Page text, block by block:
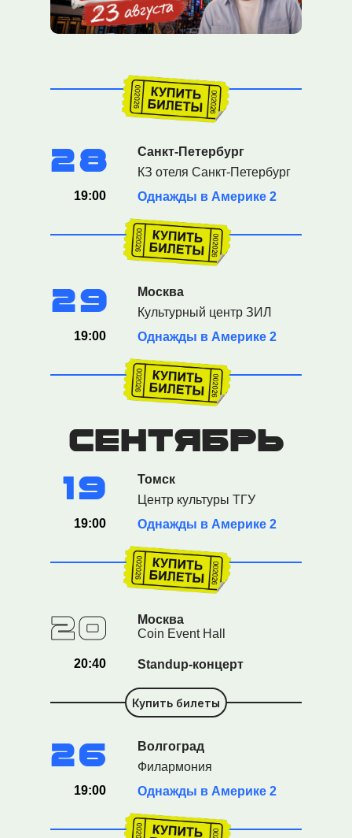
Однажды в Америке 2
КЗ отеля Санкт-Петербург
Санкт-Петербург
19:00
28
Однажды в Америке 2
Культурный центр ЗИЛ
Москва
19:00
29
сентябрь
Однажды в Америке 2
Центр культуры ТГУ
Томск
19:00
19
Купить билеты
Standup-концерт
Coin Event Hall
Москва
20:40
20
Однажды в Америке 2
Филармония
Волгоград
19:00
26